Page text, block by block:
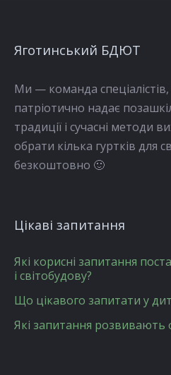
Яготинський БДЮТ
Ми — команда
патріотично надає
традиції і сучасні методи
обрати кілька гуртків для
безкоштовно 🙂
Цікаві запитання
Які корисні запитання
і світобудову?
Що цікавого запитати у
Які запитання розвивають